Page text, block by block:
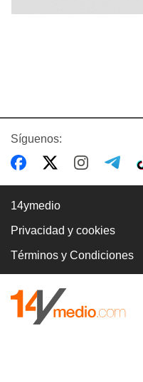
Síguenos:
14ymedio
Privacidad y cookies
Términos y Condiciones